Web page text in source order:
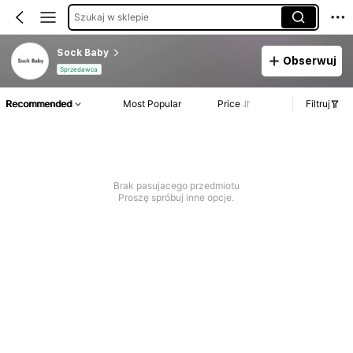
Szukaj w sklepie
Sock Baby
Sprzedawca
Obserwuj
Recommended Most Popular Price Filtruj
Brak pasujacego przedmiotu
Proszę spróbuj inne opcje.